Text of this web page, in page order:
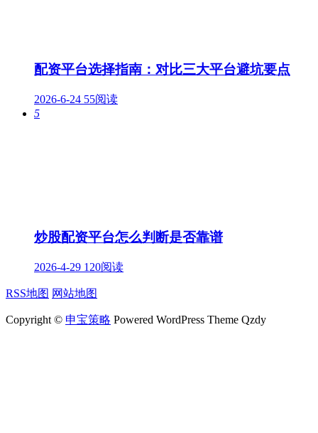
配资平台选择指南：对比三大平台避坑要点
2026-6-24 55阅读
5
炒股配资平台怎么判断是否靠谱
2026-4-29 120阅读
RSS地图 网站地图
Copyright © 申宝策略 Powered WordPress Theme Qzdy